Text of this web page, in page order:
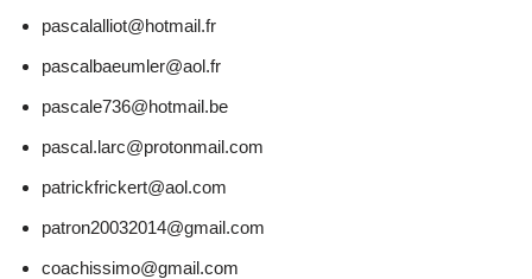
pascalalliot@hotmail.fr
pascalbaeumler@aol.fr
pascale736@hotmail.be
pascal.larc@protonmail.com
patrickfrickert@aol.com
patron20032014@gmail.com
coachissimo@gmail.com